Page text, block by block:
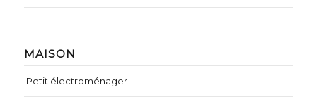
MAISON
Petit électroménager